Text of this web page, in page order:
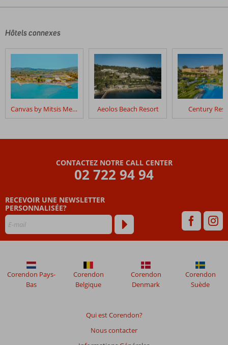
écrits
nos
après
leur
séjour
Bingo
plus
de
ne
plus
affichés
afin
Hôtels connexes
Canvas by Mitsis Messonghi Aeolos Beach Resort Century
CONTACTEZ NOTRE CALL CENTER
02 722 94 94
RECEVOIR UNE NEWSLETTER
PERSONNALISÉE?
Qui est Corendon?
Nous contacter
Corendon Pays-
Bas
Corendon
Belgique
Corendon
Denmark
Corendon
Suède